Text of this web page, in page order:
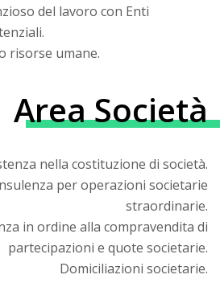
del lavoro con Enti
risorse umane.
Area Società
nella costituzione di società.
per operazioni societarie
straordinarie.
in ordine alla compravendita di
partecipazioni e quote societarie.
Domiciliazioni societarie.